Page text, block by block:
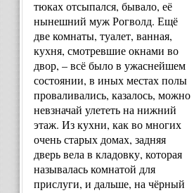
тюках отсыпался, бывало, её
нынешний муж Рогволд. Ещё
две комнаты, туалет, ванная,
кухня, смотревшие окнами во
двор, – всё было в ужаснейшем
состоянии, в иных местах полы
проваливались, казалось, можно
невзначай улететь на нижний
этаж. Из кухни, как во многих
очень старых домах, задняя
дверь вела в кладовку, которая
называлась комнатой для
прислуги, и дальше, на чёрный